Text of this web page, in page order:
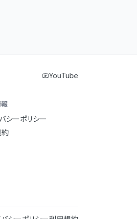
YouTube
シーポリシー